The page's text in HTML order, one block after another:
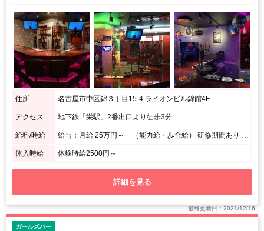
住所 名古屋市中区錦３丁目15-4 ライオンビル錦館4F
アクセス 地下鉄「栄駅」2番出口より徒歩3分
給料/時給 給与：月給 25万円～ + （能力給・歩合給） 研修期間あり アルバイト時給：1,２00円～
体入時給 体験時給2500円～
詳細を見る
最終更新日：2021/12/16
ガールズバー